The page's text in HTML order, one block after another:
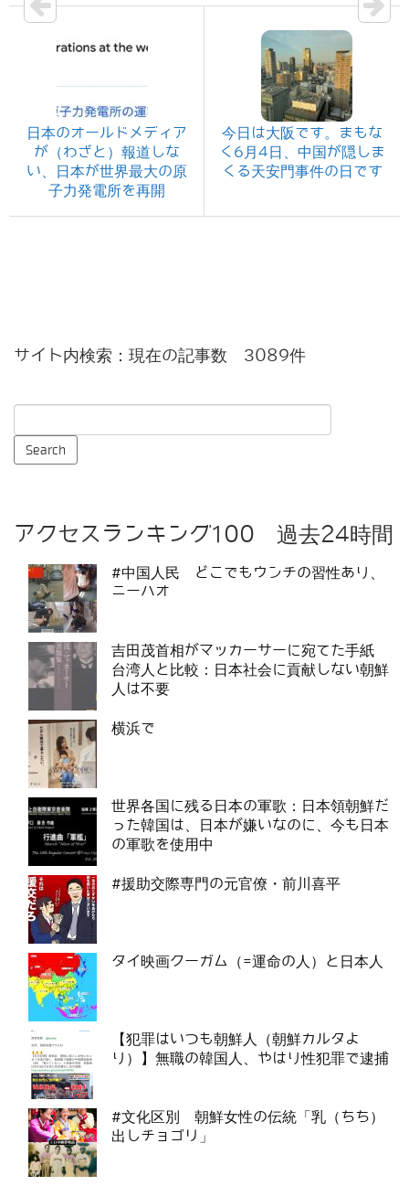
日本のオールドメディア
が（わざと）報道しな
い、日本が世界最大の原
子力発電所を再開
今日は大阪です。まもな
く6月4日、中国が隠しま
くる天安門事件の日です
サイト内検索：現在の記事数 3089件
アクセスランキング100 過去24時間
#中国人民 どこでもウンチの習性あり、
ニーハオ
吉田茂首相がマッカーサーに宛てた手紙
台湾人と比較：日本社会に貢献しない朝鮮
人は不要
横浜で
世界各国に残る日本の軍歌：日本領朝鮮だ
った韓国は、日本が嫌いなのに、今も日本
の軍歌を使用中
#援助交際専門の元官僚・前川喜平
タイ映画クーガム（=運命の人）と日本人
【犯罪はいつも朝鮮人（朝鮮カルタよ
り）】無職の韓国人、やはり性犯罪で逮捕
#文化区別 朝鮮女性の伝統「乳（ちち）
出しチョゴリ」